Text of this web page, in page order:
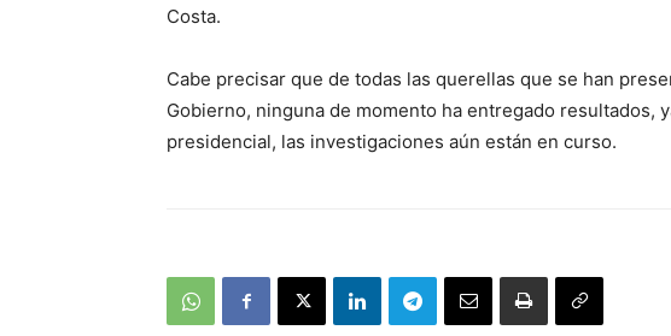
Costa.
Cabe precisar que de todas las querellas que se han
Gobierno, ninguna de momento ha entregado resultados,
presidencial, las investigaciones aún están en curso.